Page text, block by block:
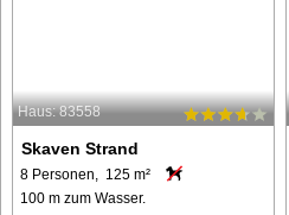
Haus: 83558
Skaven Strand
8 Personen, 125 m²
100 m zum Wasser.